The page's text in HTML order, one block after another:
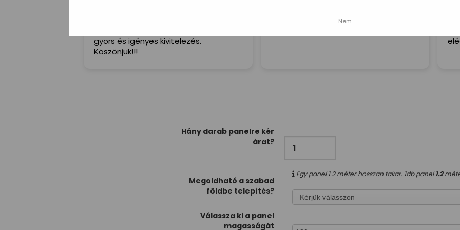
Nem
gyors és igényes kivitelezés.
Köszönjük!!!
Kommunikáció, kiszállítás, termék...
Hány darab panelre kér
árat?
Egy panel 1.2 méter hosszan takar. 1db panel1.2
Megoldható a szabad
földbe telepítés?
Válassza ki a panel
magasságát